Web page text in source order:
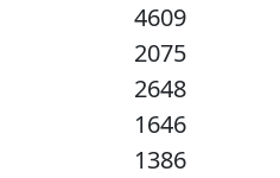
4609
2075
2648
1646
1386